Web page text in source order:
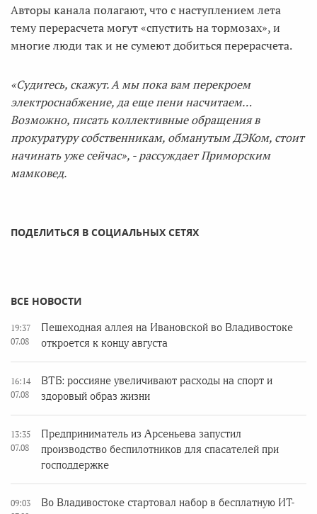
Авторы канала полагают, что с наступлением лета
тему перерасчета могут «спустить на тормозах», и
многие люди так и не сумеют добиться перерасчета.
«Судитесь, скажут. А мы пока вам перекроем
электроснабжение, да еще пени насчитаем…
Возможно, писать коллективные обращения в
прокуратуру собственникам, обманутым ДЭКом, стоит
начинать уже сейчас», - рассуждает Приморским
мамковед.
ПОДЕЛИТЬСЯ В СОЦИАЛЬНЫХ СЕТЯХ
ВСЕ НОВОСТИ
19:37
07.08
Пешеходная аллея на Ивановской во Владивостоке
откроется к концу августа
16:14
07.08
ВТБ: россияне увеличивают расходы на спорт и
здоровый образ жизни
13:35
07.08
Предприниматель из Арсеньева запустил
производство беспилотников для спасателей при
господдержке
09:03
Во Владивостоке стартовал набор в бесплатную ИТ-